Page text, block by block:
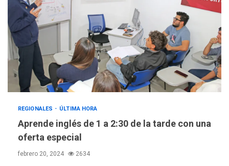
REGIONALES ÚLTIMA HORA
Aprende inglés de 1 a 2:30 de la tarde con una
oferta especial
febrero 20, 2024 2634